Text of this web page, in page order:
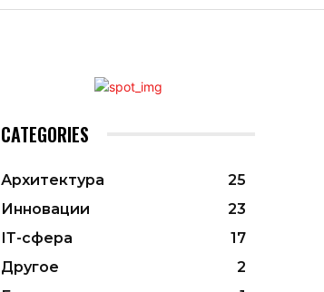
CATEGORIES
Архитектура
25
Инновации
23
ІТ-сфера
17
Другое
2